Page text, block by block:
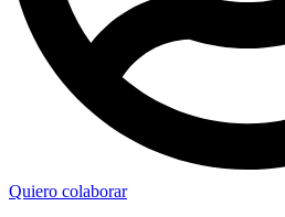
Quiero colaborar